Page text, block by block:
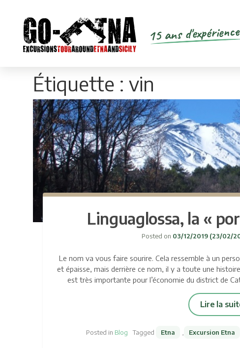
15 ans
Étiquette : vin
Linguaglossa, la «
Posted on 03/12/2019 (23/02/
Le nom va vous faire sourire. Cela ressemble à un
et épaisse, mais derrière ce nom, il y a toute une
est très importante pour l’économie du district de
Lire la
Posted in Blog Tagged Etna Excursion Etna